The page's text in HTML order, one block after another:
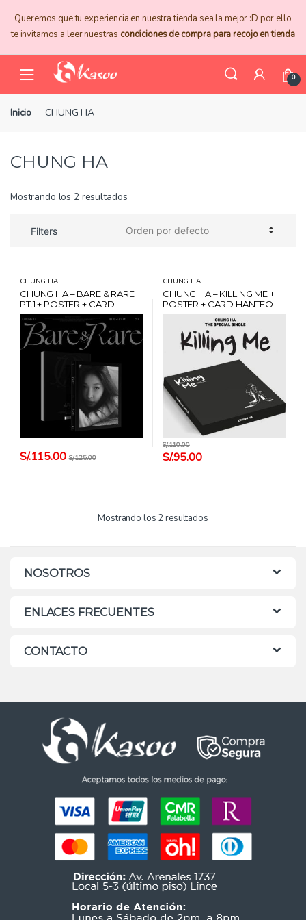
navigation
content
Queremos que tu experiencia en nuestra tienda sea la mejor :D por ello
te invitamos a leer nuestras condiciones de compra para recojo en tienda
0
Inicio CHUNG HA
CHUNG HA
Mostrando los 2 resultados
Filters
CHUNG HA
CHUNG HA – BARE & RARE
PT.1 + POSTER + CARD
HANTEO
S/.115.00 S/.125.00
CHUNG HA
CHUNG HA – KILLING ME +
POSTER + CARD HANTEO
S/.95.00
S/.110.00
Mostrando los 2 resultados
NOSOTROS
ENLACES FRECUENTES
CONTACTO